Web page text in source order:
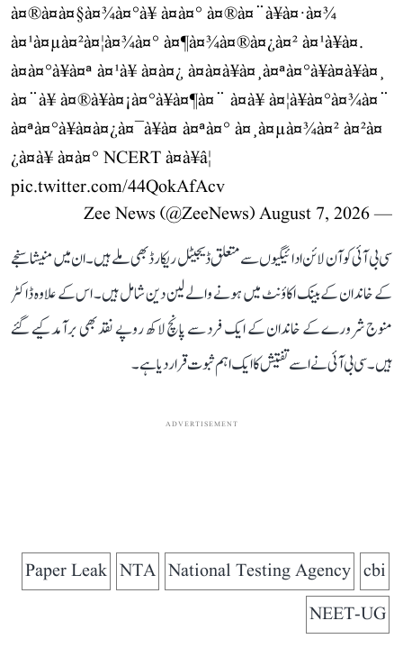
à¤®à¤à¤§à¤¾à¤°à¥ à¤à¤° à¤®à¤¨à¥à¤·à¤¾
à¤¹à¤µà¤²à¤¦à¤¾à¤° à¤¶à¤¾à¤®à¤¿à¤² à¤¹à¥à¤.
à¤à¤°à¥à¤ª à¤¹à¥ à¤à¤¿ à¤à¤à¥à¤¸à¤ªà¤°à¥à¤à¥à¤¸
à¤¨à¥ à¤®à¥à¤¡à¤°à¥à¤¶à¤¨ à¤à¥ à¤¦à¥à¤°à¤¾à¤¨
à¤ªà¤°à¥à¤à¤¿à¤¯à¥à¤ à¤ªà¤° à¤¸à¤µà¤¾à¤² à¤²à¤
¿à¤à¥ à¤à¤° NCERT à¤à¥â¦
pic.twitter.com/44QokAfAcv
— Zee News (@ZeeNews)
August 7, 2026
سی بی آئی کو آن لائن ادائیگیوں سے متعلق ڈیجیٹل ریکارڈ بھی ملے ہیں۔ ان میں منیشا سنجے
کے خاندان کے بینک اکاؤنٹ میں ہونے والے لین دین شامل ہیں۔ اس کے علاوہ ڈاکٹر
منوج شرورے کے خاندان کے ایک فرد سے پانچ لاکھ روپے نقد بھی برآمد کیے گئے
ہیں۔ سی بی آئی نے اسے تفتیش کا ایک اہم ثبوت قرار دیا ہے۔
ADVERTISEMENT
cbi
National Testing Agency
NTA
Paper Leak
NEET-UG